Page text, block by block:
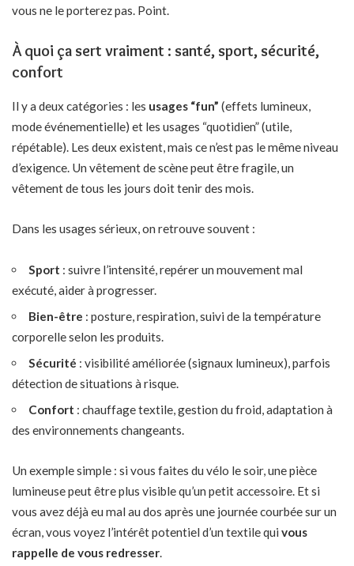
vous ne le porterez pas. Point.
À quoi ça sert vraiment : santé, sport, sécurité,
confort
Il y a deux catégories : les usages “fun” (effets lumineux,
mode événementielle) et les usages “quotidien” (utile,
répétable). Les deux existent, mais ce n’est pas le même niveau
d’exigence. Un vêtement de scène peut être fragile, un
vêtement de tous les jours doit tenir des mois.
Dans les usages sérieux, on retrouve souvent :
Sport : suivre l’intensité, repérer un mouvement mal
exécuté, aider à progresser.
Bien-être : posture, respiration, suivi de la température
corporelle selon les produits.
Sécurité : visibilité améliorée (signaux lumineux), parfois
détection de situations à risque.
Confort : chauffage textile, gestion du froid, adaptation à
des environnements changeants.
Un exemple simple : si vous faites du vélo le soir, une pièce
lumineuse peut être plus visible qu’un petit accessoire. Et si
vous avez déjà eu mal au dos après une journée courbée sur un
écran, vous voyez l’intérêt potentiel d’un textile qui vous
rappelle de vous redresser.